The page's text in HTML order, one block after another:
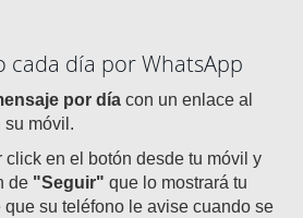
cada día por WhatsApp
por día con un enlace al
su móvil.
click en el botón desde tu móvil y
de "Seguir" que lo mostrará tu
su teléfono le avise cuando se